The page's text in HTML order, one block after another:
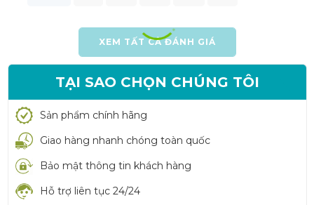
XEM TẤT CẢ ĐÁNH GIÁ
TẠI SAO CHỌN CHÚNG TÔI
Sản phẩm chính hãng
Giao hàng nhanh chóng toàn quốc
Bảo mật thông tin khách hàng
Hỗ trợ liên tục 24/24